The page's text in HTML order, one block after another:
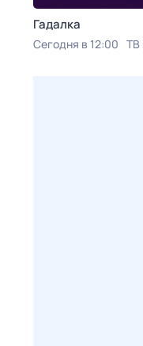
Гадалка
Сегодня в 12:00 ТВ